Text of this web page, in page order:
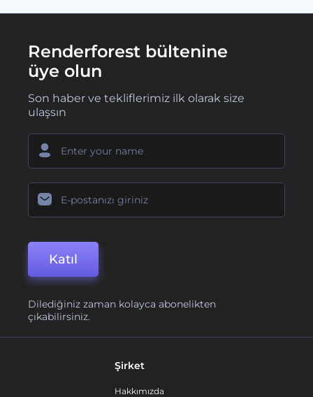
Renderforest bültenine
üye olun
Son haber ve tekliflerimiz ilk olarak size
ulaşsın
Katıl
Dilediğiniz zaman kolayca abonelikten
çıkabilirsiniz.
Şirket
Hakkımızda